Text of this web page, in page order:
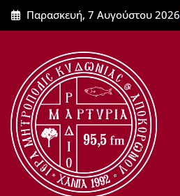
Μετάβαση
στο
Παρασκευή, 7 Αυγούστου 2026